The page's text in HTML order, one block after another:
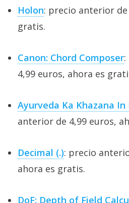
Holon: precio anterior
gratis.
Canon: Chord Composer
4,99 euros, ahora es
Ayurveda Ka Khazana In
anterior de 4,99 euros,
Decimal (.): precio
ahora es gratis.
DoF: Depth of Field